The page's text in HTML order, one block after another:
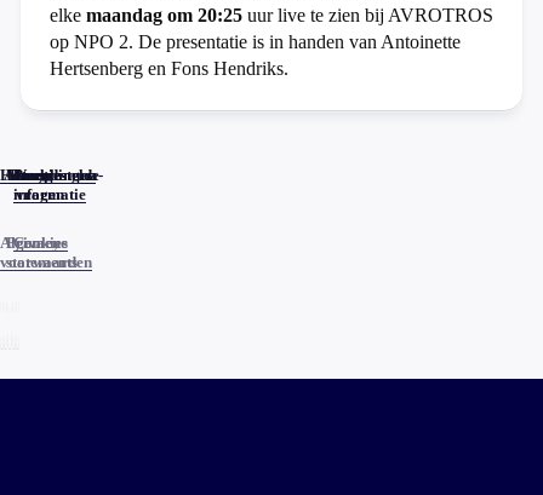
elke maandag om 20:25 uur live te zien bij AVROTROS
op NPO 2. De presentatie is in handen van Antoinette
Hertsenberg en Fons Hendriks.
Home
Actueel
Uitzendingen
Reacties
Programma-
informatie
Veelgestelde
vragen
Algemene
voorwaarden
Privacy
statements
Cookies